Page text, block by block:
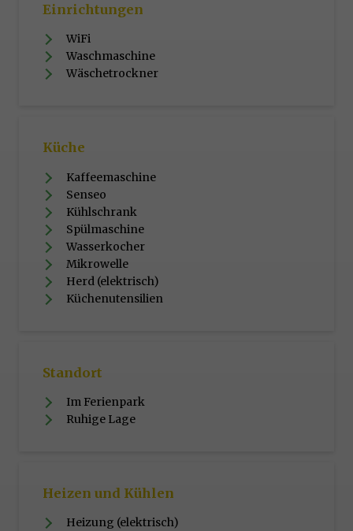
Einrichtungen
WiFi
Waschmaschine
Wäschetrockner
Küche
Kaffeemaschine
Senseo
Kühlschrank
Spülmaschine
Wasserkocher
Mikrowelle
Herd (elektrisch)
Küchenutensilien
Standort
Im Ferienpark
Ruhige Lage
Heizen und Kühlen
Heizung (elektrisch)